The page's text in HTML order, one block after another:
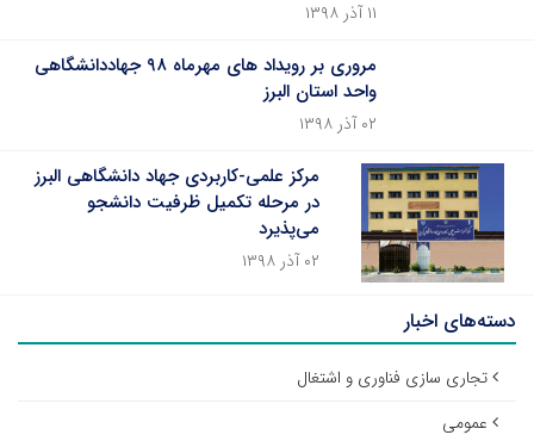
۱۱ آذر ۱۳۹۸
مروری بر رویداد های مهرماه ۹۸ جهاددانشگاهی
واحد استان البرز
۰۲ آذر ۱۳۹۸
مرکز علمی-کاربردی جهاد دانشگاهی البرز
در مرحله تکمیل ظرفیت دانشجو
می‌پذیرد
۰۲ آذر ۱۳۹۸
دسته‌های اخبار
تجاری سازی فناوری و اشتغال
عمومی